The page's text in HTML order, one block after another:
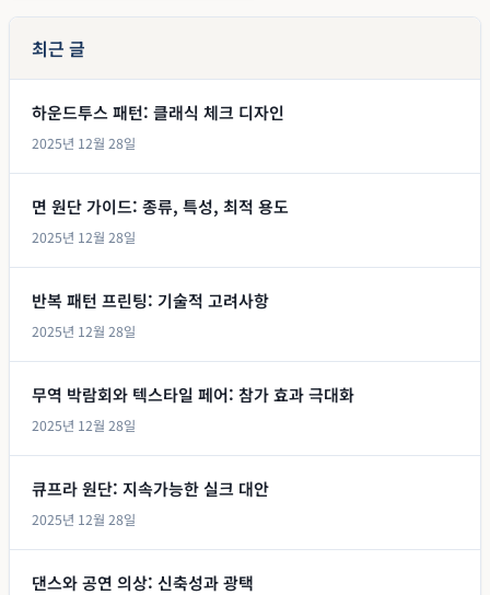
최근 글
하운드투스 패턴: 클래식 체크 디자인
2025년 12월 28일
면 원단 가이드: 종류, 특성, 최적 용도
2025년 12월 28일
반복 패턴 프린팅: 기술적 고려사항
2025년 12월 28일
무역 박람회와 텍스타일 페어: 참가 효과 극대화
2025년 12월 28일
큐프라 원단: 지속가능한 실크 대안
2025년 12월 28일
댄스와 공연 의상: 신축성과 광택